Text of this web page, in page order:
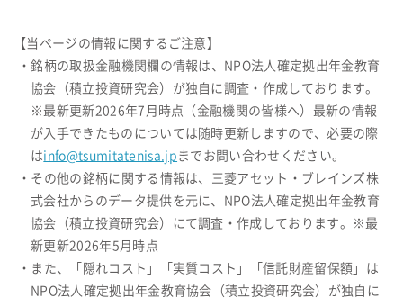
【当ページの情報に関するご注意】
・銘柄の取扱金融機関欄の情報は、NPO法人確定拠出年金教育
協会（積立投資研究会）が独自に調査・作成しております。
※最新更新2026年7月時点（金融機関の皆様へ）最新の情報
が入手できたものについては随時更新しますので、必要の際
はinfo@tsumitatenisa.jp までお問い合わせください。
・その他の銘柄に関する情報は、三菱アセット・ブレインズ株
式会社からのデータ提供を元に、NPO法人確定拠出年金教育
協会（積立投資研究会）にて調査・作成しております。※最
新更新2026年5月時点
・また、「隠れコスト」「実質コスト」「信託財産留保額」は
NPO法人確定拠出年金教育協会（積立投資研究会）が独自に